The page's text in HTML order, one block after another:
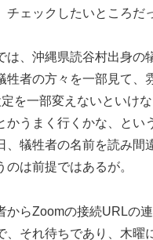
チェックしたいところだ
は、沖縄県読谷村出身の
牲者の方々を一部見て、
を一部変えないといけ
かうまく行くかな、とい
、犠牲者の名前を読み間
のは前提ではあるが。
からZoomの接続URLの
、それ待ちであり、木曜